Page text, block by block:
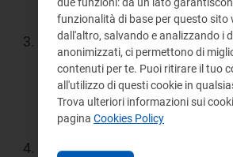
osta.
Il nulla osta alla restituzione,
MASE e all'istante, reca il
l'importo da restituire e indica
maturazione di eventuali
da corrispondere.
Il soggetto sanzionato, ricevuto
funzionalità di base per questo sito
dall'altro, salvando e analizzando i
anonimizzati, ci permettono di
contenuti per te. Puoi ritirare il tuo
all'utilizzo di questi cookie in
Trova ulteriori informazioni sui
pagina Cookies Policy